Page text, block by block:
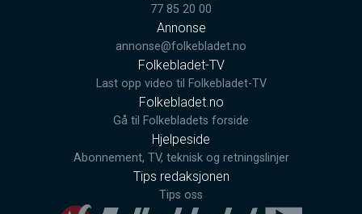
77 85 20 00
Annonse
annonse@folkebladet.no
Folkebladet-TV
Last opp video til Folkebladet-TV
Folkebladet.no
Gå til Folkebladets forside
Hjelpeside
Abonnement, TV, teknisk og retningslinjer
Tips redaksjonen
Tips oss